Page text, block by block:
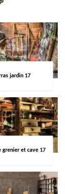
jardin 17
grenier et cave 17